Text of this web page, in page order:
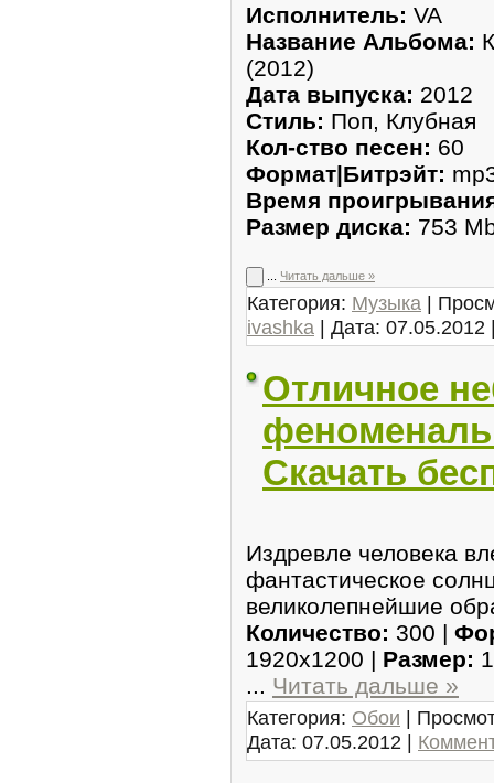
Исполнитель: VA
Название Альбома:
(2012)
Дата выпуска: 2012
Стиль: Поп, Клубная
Кол-ство песен: 60
Формат|Битрэйт:
Время
Размер диска: 753
Читать дальше »
Категория: Музыка |
ivashka | Дата: 07.05.2012
Отличное
Скачать
Издревле человека
фантастическое
великолепнейшие
Количество: 300 |
1920x1200 | Размер:
... Читать дальше »
Категория: Обои |
Дата: 07.05.2012 |